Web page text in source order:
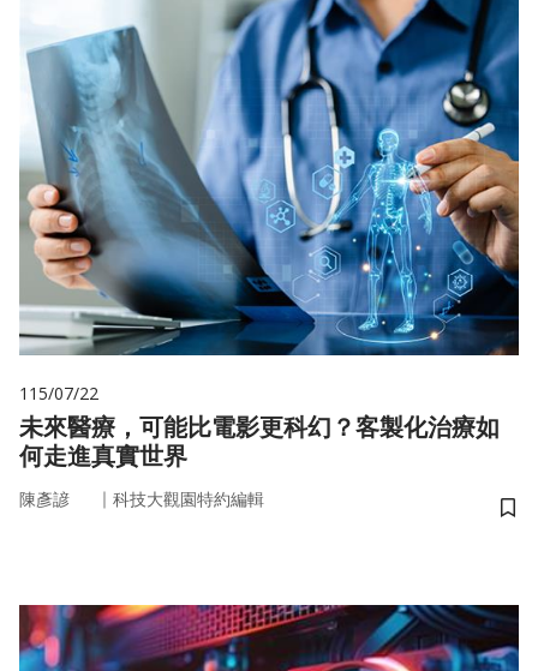
115/07/22
未來醫療，可能比電影更科幻？客製化治療如
何走進真實世界
陳彥諺 ｜ 科技大觀園特約編輯
儲